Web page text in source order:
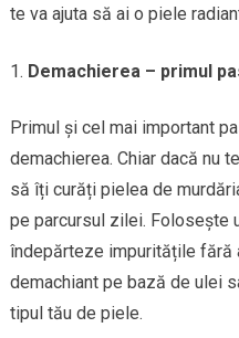
te va ajuta să ai o piele
Demachierea – primul
Primul și cel mai important
demachierea. Chiar dacă nu
să îți curăți pielea de
pe parcursul zilei. Folosește
îndepărteze impuritățile fără
demachiant pe bază de ulei
tipul tău de piele.